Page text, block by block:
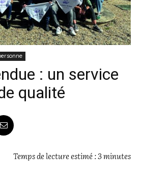
: un service
qualité
Temps de lecture estimé : 3 minutes